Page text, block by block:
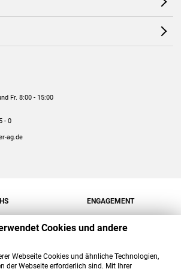
Webshop
Fr. 8:00 - 15:00
- 0
ag.de
ENGAGEMENT
Cookies und andere
Webseite Cookies und ähnliche Technologien,
der Webseite erforderlich sind. Mit Ihrer